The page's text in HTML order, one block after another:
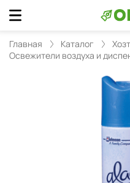
Главная Каталог
Освежители воздуха и